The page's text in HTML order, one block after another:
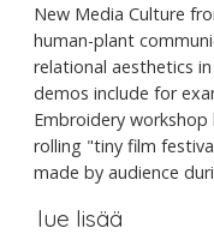
New Media Culture
human-plant
relational aesthetics
demos include for
Embroidery
rolling "tiny film
made by audience
lue lisää